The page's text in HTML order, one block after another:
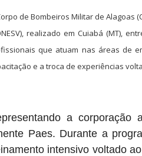
de Bombeiros Militar de Alagoas
realizado em Cuiabá (MT),
que atuam nas áreas de
e a troca de experiências
a corporação
Paes. Durante a
intensivo voltado